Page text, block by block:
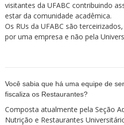
visitantes da UFABC contribuindo
estar da comunidade acadêmica.
Os RUs da UFABC são
por uma empresa e não pela
Você sabia que há uma equipe de
fiscaliza os Restaurantes?
Composta atualmente pela Seção
Nutrição e Restaurantes